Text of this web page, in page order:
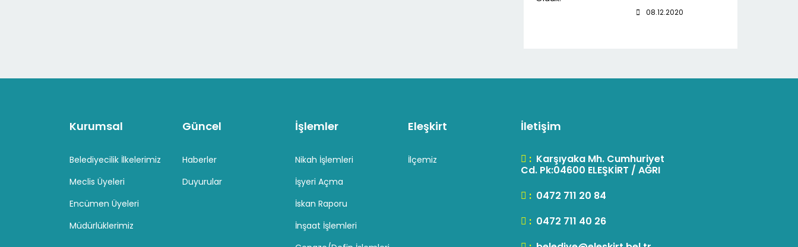
08.12.2020
Kurumsal
Belediyecilik İlkelerimiz
Meclis Üyeleri
Encümen Üyeleri
Müdürlüklerimiz
Güncel
Haberler
Duyurular
İşlemler
Nikah İşlemleri
İşyeri Açma
İskan Raporu
İnşaat İşlemleri
Eleşkirt
İlçemiz
İletişim
: Karşıyaka Mh. Cumhuriyet
Cd. Pk:04600 ELEŞKİRT / AĞRI
: 0472 711 20 84
: 0472 711 40 26